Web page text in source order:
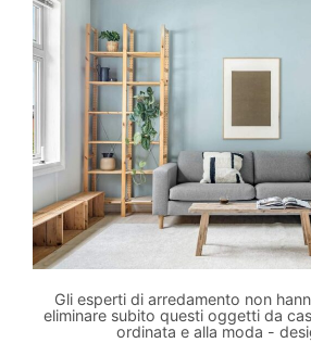
Gli esperti di arredamento non
eliminare subito questi oggetti da
ordinata e alla moda -